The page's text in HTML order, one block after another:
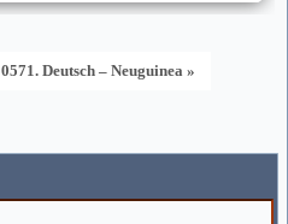
0571. Deutsch – Neuguinea »